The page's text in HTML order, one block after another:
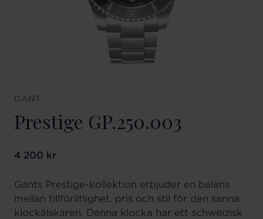
GANT
Prestige GP.250.003
Pris:4 200 kr
4 200 kr
Gants Prestige-kollektion erbjuder en balans
mellan tillförlitlighet, pris och stil för den sanna
klockälskaren. Denna klocka har ett schweizisk